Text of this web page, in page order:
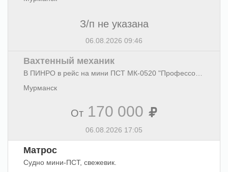
З/п не указана
06.08.2026 09:46
Вахтенный механик
Мурманск
От170 000
06.08.2026 17:05
Матрос
Судно мини-ПСТ, свежевик.